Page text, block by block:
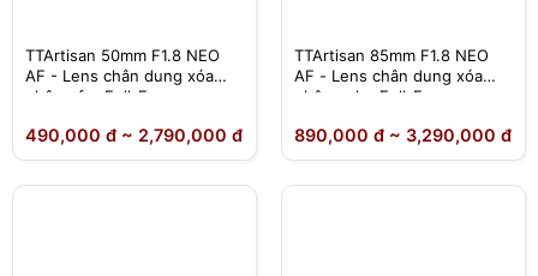
TTArtisan 50mm F1.8 NEO
AF - Lens chân dung xóa
phông for Full-Frame
490,000 đ ~ 2,790,000 đ
TTArtisan 85mm F1.8 NEO
AF - Lens chân dung xóa
phông cho Full-Frame
890,000 đ ~ 3,290,000 đ